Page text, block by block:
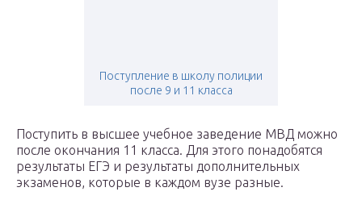
Поступление в школу полиции
после 9 и 11 класса
Поступить в высшее учебное заведение МВД можно
после окончания 11 класса. Для этого понадобятся
результаты ЕГЭ и результаты дополнительных
экзаменов, которые в каждом вузе разные.